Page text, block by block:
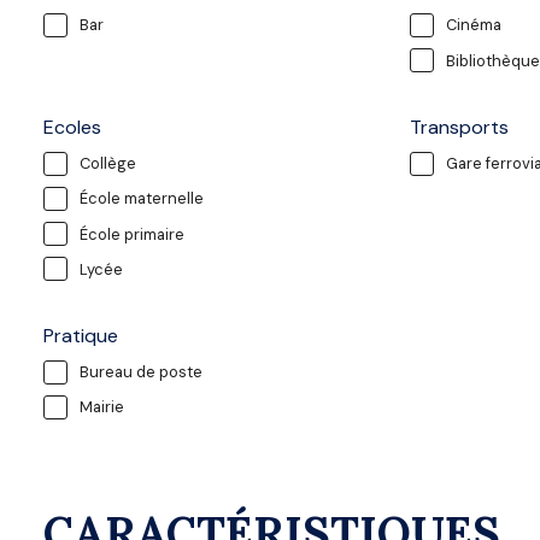
Bar
Cinéma
Bibliothèque
Ecoles
Collège
École maternelle
École primaire
Lycée
Transports
Gare
Pratique
Bureau de poste
Mairie